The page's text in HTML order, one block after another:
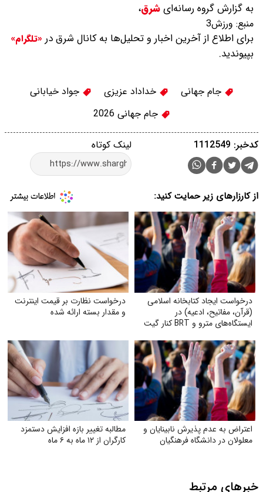
به گزارش گروه رسانه‌ایشرق،
منبع: ورزش3
برای اطلاع از آخرین اخبار و تحلیل‌ها به کانال شرق در «تلگرام»
بپیوندید.
جام جهانی خداداد عزیزی
جواد خیابانی
جام جهانی 2026
لینک کوتاه کدخبر: 1112549
از کارزارهای زیر حمایت کنید:
درخواست ایجاد کتابخانه اسلامی
(قرآن، مفاتیح، ادعیه) در
ایستگاه‌های مترو و BRT کنار گیت
درخواست نظارت بر قیمت اینترنت
و مقدار بسته ارائه شده
اعتراض به عدم پذیرش نابینایان و
معلولان در دانشگاه فرهنگیان
مطالبه تغییر بازه افزایش دستمزد
کارگران از ۱۲ ماه به ۶ ماه
خبرهای مرتبط